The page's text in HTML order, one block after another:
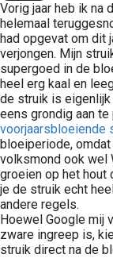
Vorig jaar heb ik na
helemaal
had opgevat om dit
verjongen. Mijn
supergoed in de
heel erg kaal en
de struik is
eens grondig aan
voorjaarsbloeiende
bloeiperiode,
volksmond ook wel
groeien op het hout
je de struik echt
andere regels.
Hoewel Google mij
zware ingreep is,
struik direct na de